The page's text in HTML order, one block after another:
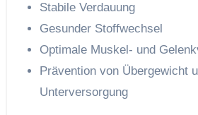
Stabile Verdauung
Gesunder Stoffwechsel
Optimale Muskel- und
Prävention von Übergewicht
Unterversorgung